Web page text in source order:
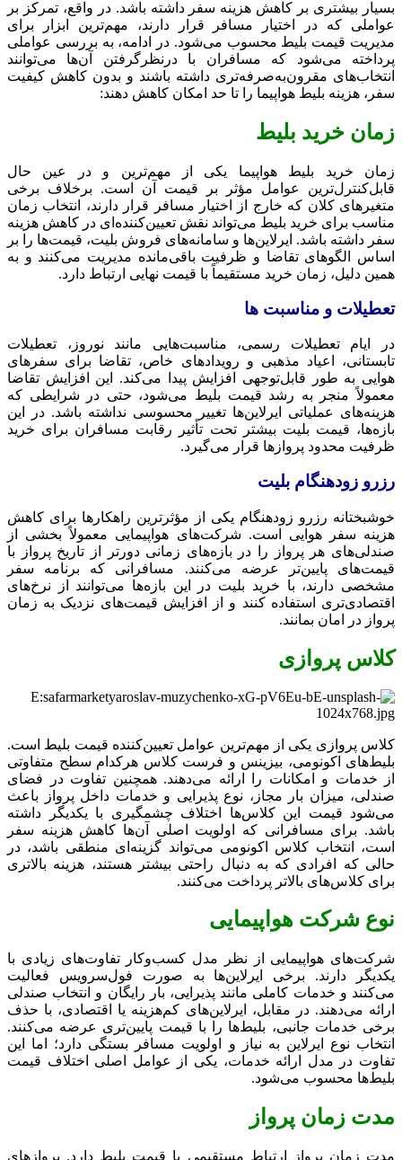
بسیار بیشتری بر کاهش هزینه سفر داشته باشد. در واقع، تمرکز بر
عواملی که در اختیار مسافر قرار دارند، مهم‌ترین ابزار برای
مدیریت قیمت بلیط محسوب می‌شود. در ادامه، به بررسی عواملی
پرداخته می‌شود که مسافران با درنظرگرفتن آن‌ها می‌توانند
انتخاب‌های مقرون‌به‌صرفه‌تری داشته باشند و بدون کاهش کیفیت
سفر، هزینه بلیط هواپیما را تا حد امکان کاهش دهند:
زمان خرید بلیط
زمان خرید بلیط هواپیما یکی از مهم‌ترین و در عین حال
قابل‌کنترل‌ترین عوامل مؤثر بر قیمت آن است. برخلاف برخی
متغیرهای کلان که خارج از اختیار مسافر قرار دارند، انتخاب زمان
مناسب برای خرید بلیط می‌تواند نقش تعیین‌کننده‌ای در کاهش هزینه
سفر داشته باشد. ایرلاین‌ها و سامانه‌های فروش بلیت، قیمت‌ها را بر
اساس الگوهای تقاضا و ظرفیت باقی‌مانده مدیریت می‌کنند و به
همین دلیل، زمان خرید مستقیماً با قیمت نهایی ارتباط دارد.
تعطیلات و مناسبت ‌ها
در ایام تعطیلات رسمی، مناسبت‌هایی مانند نوروز، تعطیلات
تابستانی، اعیاد مذهبی و رویدادهای خاص، تقاضا برای سفرهای
هوایی به ‌طور قابل‌توجهی افزایش پیدا می‌کند. این افزایش تقاضا
معمولاً منجر به رشد قیمت بلیط می‌شود، حتی در شرایطی که
هزینه‌های عملیاتی ایرلاین‌ها تغییر محسوسی نداشته باشد. در این
بازه‌ها، قیمت بلیت بیشتر تحت تأثیر رقابت مسافران برای خرید
ظرفیت محدود پروازها قرار می‌گیرد.
رزرو زودهنگام بلیت
خوشبختانه رزرو زودهنگام یکی از مؤثرترین راهکارها برای کاهش
هزینه سفر هوایی است. شرکت‌های هواپیمایی معمولاً بخشی از
صندلی‌های هر پرواز را در بازه‌های زمانی دورتر از تاریخ پرواز با
قیمت‌های پایین‌تر عرضه می‌کنند. مسافرانی که برنامه سفر
مشخصی دارند، با خرید بلیت در این بازه‌ها می‌توانند از نرخ‌های
اقتصادی‌تری استفاده کنند و از افزایش قیمت‌های نزدیک به زمان
پرواز در امان بمانند.
کلاس پروازی
کلاس پروازی یکی از مهم‌ترین عوامل تعیین‌کننده قیمت بلیط است.
بلیط‌های اکونومی، بیزینس و فرست کلاس هرکدام سطح متفاوتی
از خدمات و امکانات را ارائه می‌دهند. همچنین تفاوت در فضای
صندلی، میزان بار مجاز، نوع پذیرایی و خدمات داخل پرواز باعث
می‌شود قیمت این کلاس‌ها اختلاف چشمگیری با یکدیگر داشته
باشد. برای مسافرانی که اولویت اصلی آن‌ها کاهش هزینه سفر
است، انتخاب کلاس اکونومی می‌تواند گزینه‌ای منطقی باشد، در
حالی که افرادی که به دنبال راحتی بیشتر هستند، هزینه بالاتری
برای کلاس‌های بالاتر پرداخت می‌کنند.
نوع شرکت هواپیمایی
شرکت‌های هواپیمایی از نظر مدل کسب‌وکار تفاوت‌های زیادی با
یکدیگر دارند. برخی ایرلاین‌ها به‌ صورت فول‌سرویس فعالیت
می‌کنند و خدمات کاملی مانند پذیرایی، بار رایگان و انتخاب صندلی
ارائه می‌دهند. در مقابل، ایرلاین‌های کم‌هزینه یا اقتصادی، با حذف
برخی خدمات جانبی، بلیط‌ها را با قیمت پایین‌تری عرضه می‌کنند.
انتخاب نوع ایرلاین به نیاز و اولویت مسافر بستگی دارد؛ اما این
تفاوت در مدل ارائه خدمات، یکی از عوامل اصلی اختلاف قیمت
بلیط‌ها محسوب می‌شود.
مدت زمان پرواز
مدت زمان پرواز ارتباط مستقیمی با قیمت بلیط دارد. پروازهای